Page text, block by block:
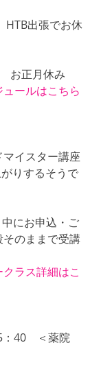
HTB出張でお休
お正月休み
ールはこちら
イスター講座
りするそうで
にお申込・ご
のままで受講
ラス詳細はこ
40　＜薬院